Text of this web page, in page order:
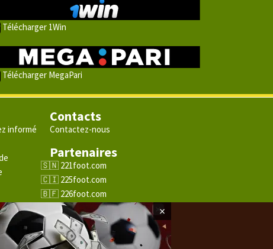
Télécharger 1Win
Télécharger MegaPari
informé
Contacts
Contactez-nous
Partenaires
221foot.com
225foot.com
226foot.com
228foot.com
229foot.com
243foot.com
×